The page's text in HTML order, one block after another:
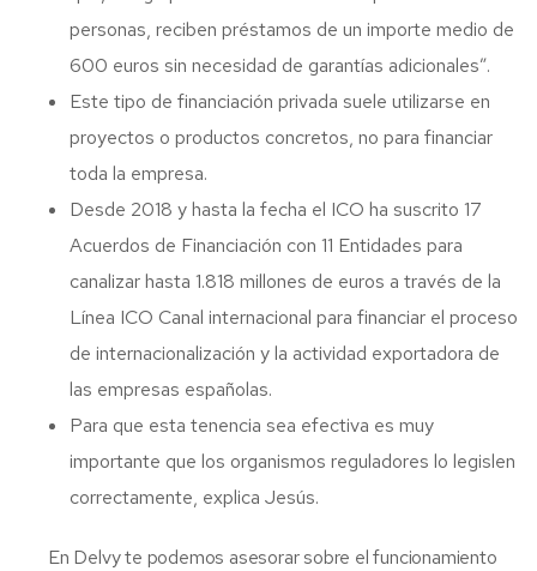
personas, reciben préstamos de un importe medio de
600 euros sin necesidad de garantías adicionales”.
Este tipo de financiación privada suele utilizarse en
proyectos o productos concretos, no para financiar
toda la empresa.
Desde 2018 y hasta la fecha el ICO ha suscrito 17
Acuerdos de Financiación con 11 Entidades para
canalizar hasta 1.818 millones de euros a través de la
Línea ICO Canal internacional para financiar el proceso
de internacionalización y la actividad exportadora de
las empresas españolas.
Para que esta tenencia sea efectiva es muy
importante que los organismos reguladores lo legislen
correctamente, explica Jesús.
En Delvy te podemos asesorar sobre el funcionamiento